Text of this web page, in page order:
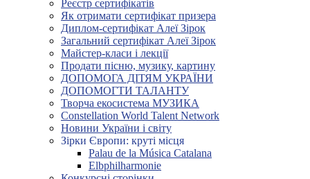
Реєстр сертифікатів
Як отримати сертифікат призера
Диплом-сертифікат Алеї Зірок
Загальний сертифікат Алеї Зірок
Майстер-класи і лекції
Продати пісню, музику, картину
ДОПОМОГА ДІТЯМ УКРАЇНИ
ДОПОМОГТИ ТАЛАНТУ
Творча екосистема МУЗИКА
Constellation World Talent Network
Новини України і світу
Зірки Європи: круті місця
Palau de la Música Catalana
Elbphilharmonie